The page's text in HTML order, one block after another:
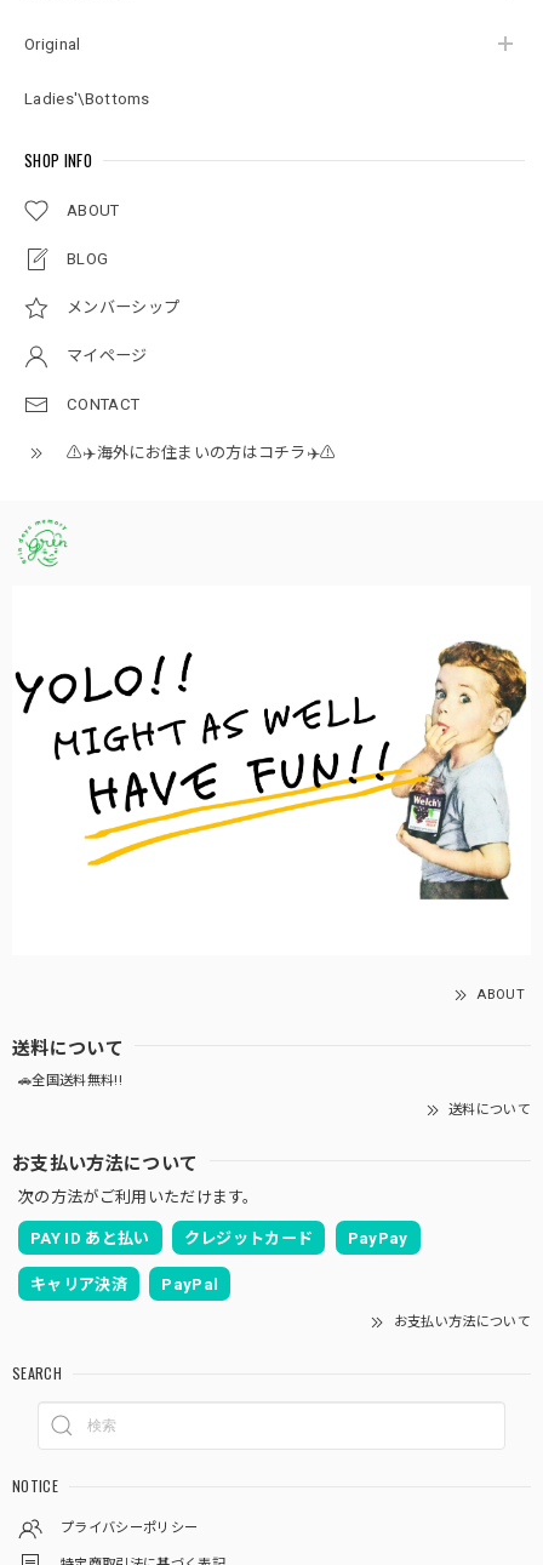
Original
Ladies'\Bottoms
SHOP INFO
ABOUT
BLOG
メンバーシップ
マイページ
CONTACT
⚠️✈️海外にお住まいの方はコチラ✈️⚠️
ABOUT
送料について
🚗全国送料無料!!
送料について
お支払い方法について
次の方法がご利用いただけます。
PAY ID あと払い クレジットカード PayPay
キャリア決済 PayPal
お支払い方法について
SEARCH
NOTICE
プライバシーポリシー